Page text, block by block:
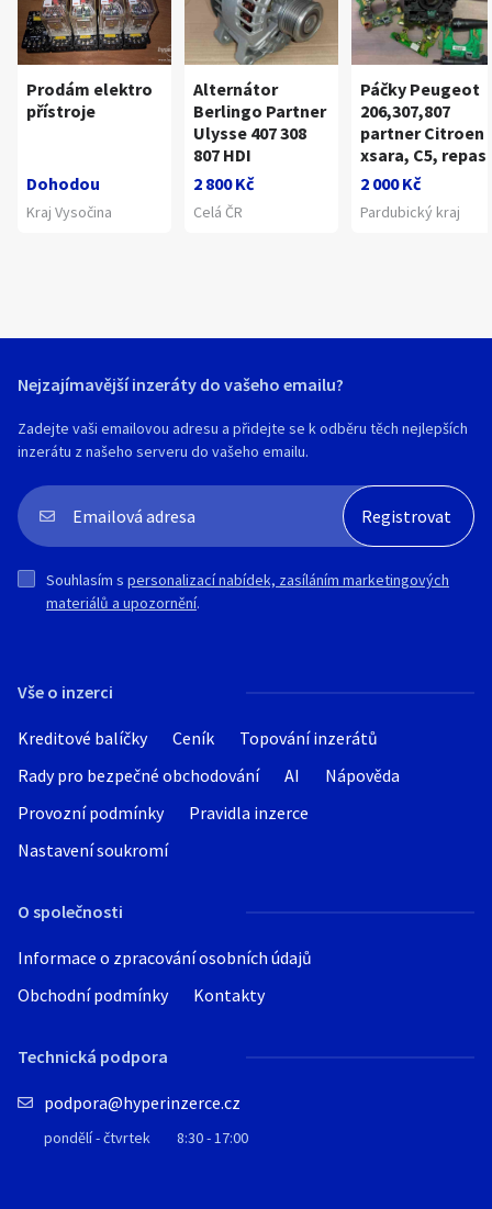
Prodám elektro
přístroje
Dohodou
Kraj Vysočina
Alternátor
Berlingo Partner
Ulysse 407 308
807 HDI
2 800 Kč
Celá ČR
Páčky Peugeot
206,307,807
partner Citroen
xsara, C5, repas
2 000 Kč
Pardubický kraj
Vše o inzerci
Kreditové balíčky Ceník
Topování inzerátů
Rady pro bezpečné obchodování
AI
Nápověda
Provozní podmínky
Pravidla inzerce
Nastavení soukromí
O společnosti
Informace o zpracování osobních údajů
Obchodní podmínky
Kontakty
Technická podpora
podpora@hyperinzerce.cz
pondělí - čtvrtek 8:30 - 17:00
Nejzajímavější inzeráty do vašeho emailu?
Zadejte vaši emailovou adresu a přidejte se k odběru těch nejlepších
inzerátu z našeho serveru do vašeho emailu.
Souhlasím s personalizací nabídek, zasíláním marketingových
materiálů a upozornění.